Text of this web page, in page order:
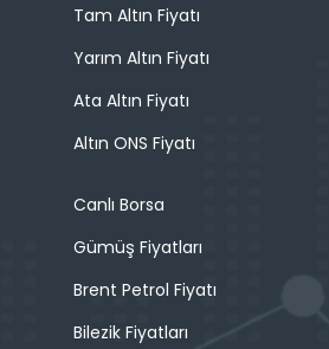
Tam Altın Fiyatı
Yarım Altın Fiyatı
Ata Altın Fiyatı
Altın ONS Fiyatı
Canlı Borsa
Gümüş Fiyatları
Brent Petrol Fiyatı
Bilezik Fiyatları